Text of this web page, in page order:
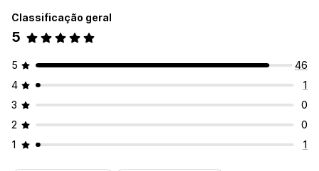
Classificação geral
5
5
46
4
1
3
0
2
0
1
1